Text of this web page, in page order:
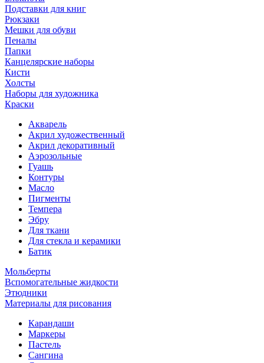
Подставки для книг
Рюкзаки
Мешки для обуви
Пеналы
Папки
Канцелярские наборы
Кисти
Холсты
Наборы для художника
Краски
Акварель
Акрил художественный
Акрил декоративный
Аэрозольные
Гуашь
Контуры
Масло
Пигменты
Темпера
Эбру
Для ткани
Для стекла и керамики
Батик
Мольберты
Вспомогательные жидкости
Этюдники
Материалы для рисования
Карандаши
Маркеры
Пастель
Сангина